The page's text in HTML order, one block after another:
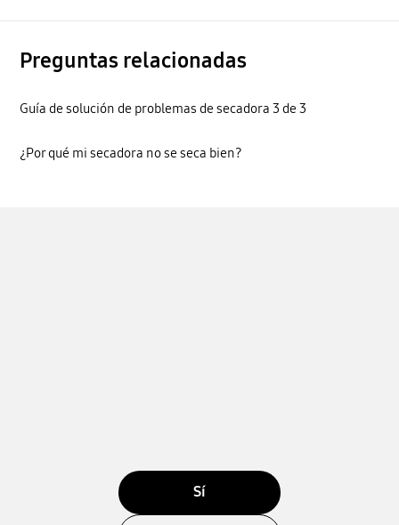
Preguntas relacionadas
Guía de solución de problemas de secadora 3 de 3
¿Por qué mi secadora no se seca bien?
Sí